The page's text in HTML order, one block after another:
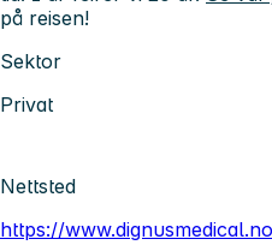
på reisen!
Sektor
Privat
Nettsted
https://